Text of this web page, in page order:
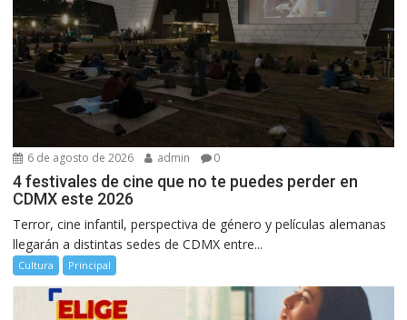
6 de agosto de 2026 admin 0
4 festivales de cine que no te puedes perder en
CDMX este 2026
Terror, cine infantil, perspectiva de género y películas alemanas
llegarán a distintas sedes de CDMX entre...
Cultura Principal